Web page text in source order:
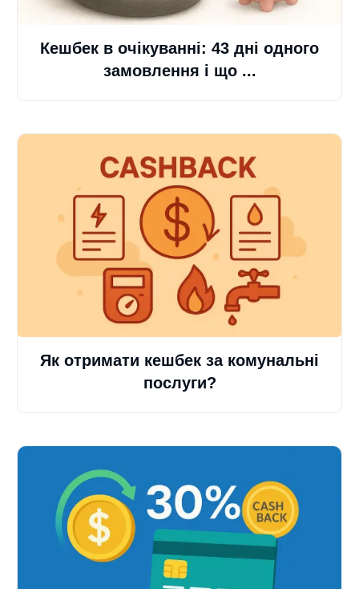
Кешбек в очікуванні: 43 дні одного
замовлення і що ...
Як отримати кешбек за комунальні
послуги?